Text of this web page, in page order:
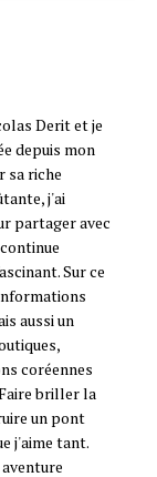
Derit et je
depuis mon
sa riche
j'ai
partager avec
Sur ce
aussi un
coréennes
briller la
un pont
j'aime tant.